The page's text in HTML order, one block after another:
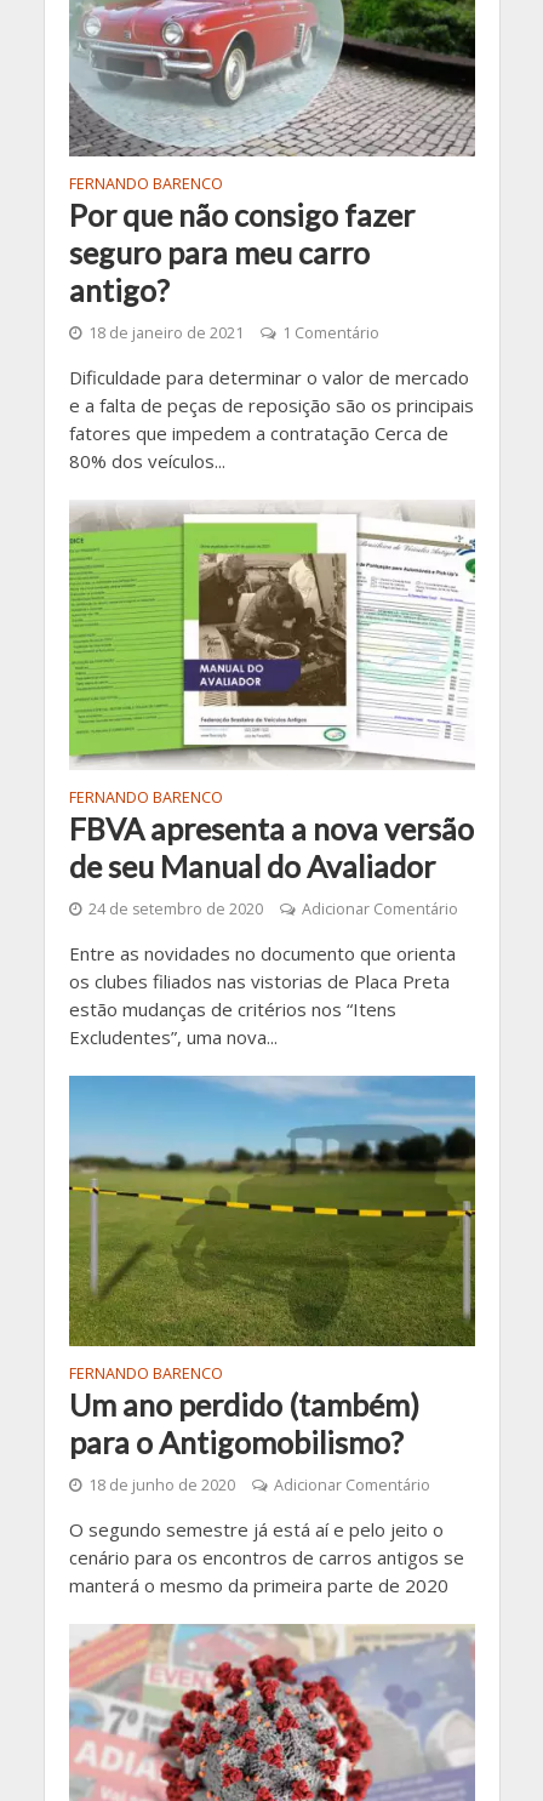
FERNANDO BARENCO
Por que não consigo fazer
seguro para meu carro
antigo?
18 de janeiro de 2021 1 Comentário
Dificuldade para determinar o valor de mercado
e a falta de peças de reposição são os principais
fatores que impedem a contratação Cerca de
80% dos veículos...
FERNANDO BARENCO
FBVA apresenta a nova versão
de seu Manual do Avaliador
24 de setembro de 2020 Adicionar Comentário
Entre as novidades no documento que orienta
os clubes filiados nas vistorias de Placa Preta
estão mudanças de critérios nos “Itens
Excludentes”, uma nova...
FERNANDO BARENCO
Um ano perdido (também)
para o Antigomobilismo?
18 de junho de 2020 Adicionar Comentário
O segundo semestre já está aí e pelo jeito o
cenário para os encontros de carros antigos se
manterá o mesmo da primeira parte de 2020